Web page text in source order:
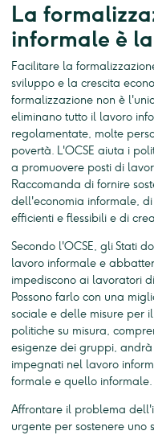
La
informale è
Facilitare la
sviluppo e la crescita
formalizzazione non è
eliminano tutto il lavoro
regolamentate, molte
povertà. L'OCSE aiuta i
a promuovere posti di
Raccomanda di fornire
dell'economia informale,
efficienti e flessibili e di
Secondo l'OCSE, gli Stati
lavoro informale e
impediscono ai lavoratori
Possono farlo con una
sociale e delle misure per
politiche su misura,
esigenze dei gruppi,
impegnati nel lavoro
formale e quello informale.
Affrontare il problema
urgente per sostenere uno